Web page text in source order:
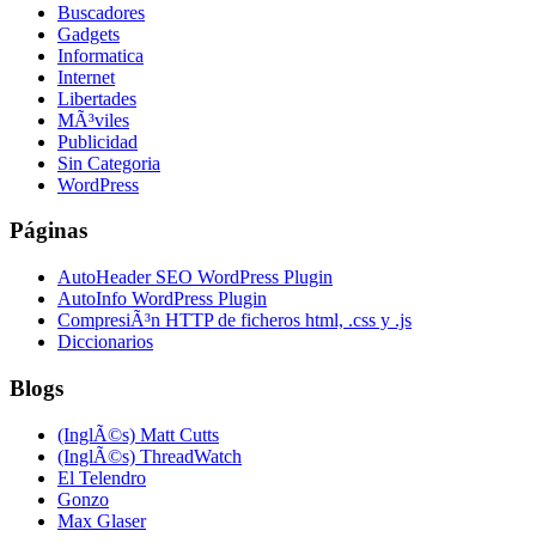
Buscadores
Gadgets
Informatica
Internet
Libertades
MÃ³viles
Publicidad
Sin Categoria
WordPress
Páginas
AutoHeader SEO WordPress Plugin
AutoInfo WordPress Plugin
CompresiÃ³n HTTP de ficheros html, .css y .js
Diccionarios
Blogs
(InglÃ©s) Matt Cutts
(InglÃ©s) ThreadWatch
El Telendro
Gonzo
Max Glaser